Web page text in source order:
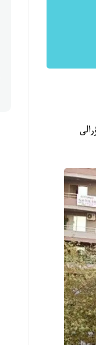
تۋرالى